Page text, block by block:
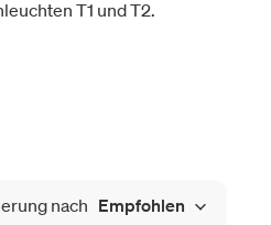
T1 und T2.
nach Empfohlen